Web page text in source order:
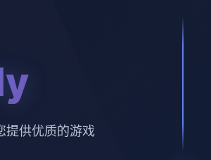
提供优质的游戏